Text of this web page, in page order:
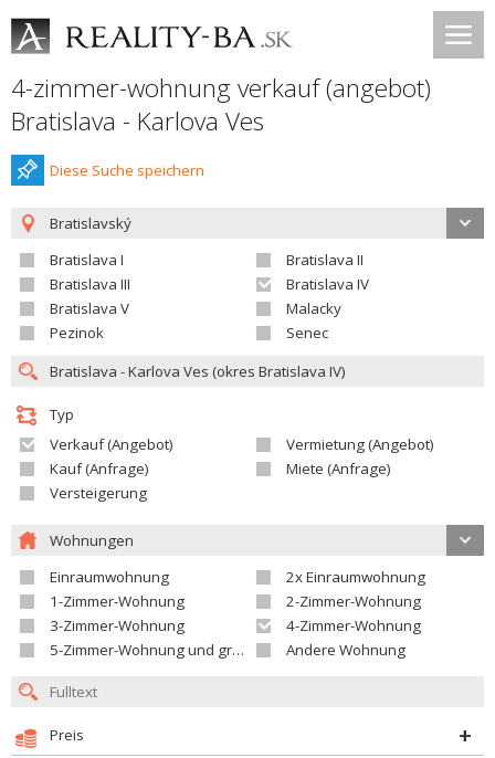
4-zimmer-wohnung verkauf (angebot)
Bratislava - Karlova Ves
Diese Suche speichern
Bratislavský
Bratislava I
Bratislava II
Bratislava III
Bratislava IV
Bratislava V
Malacky
Pezinok
Senec
Typ
Verkauf (Angebot)
Vermietung (Angebot)
Kauf (Anfrage)
Miete (Anfrage)
Versteigerung
Wohnungen
Einraumwohnung
2x Einraumwohnung
1-Zimmer-Wohnung
2-Zimmer-Wohnung
3-Zimmer-Wohnung
4-Zimmer-Wohnung
5-Zimmer-Wohnung und größer
Andere Wohnung
Preis